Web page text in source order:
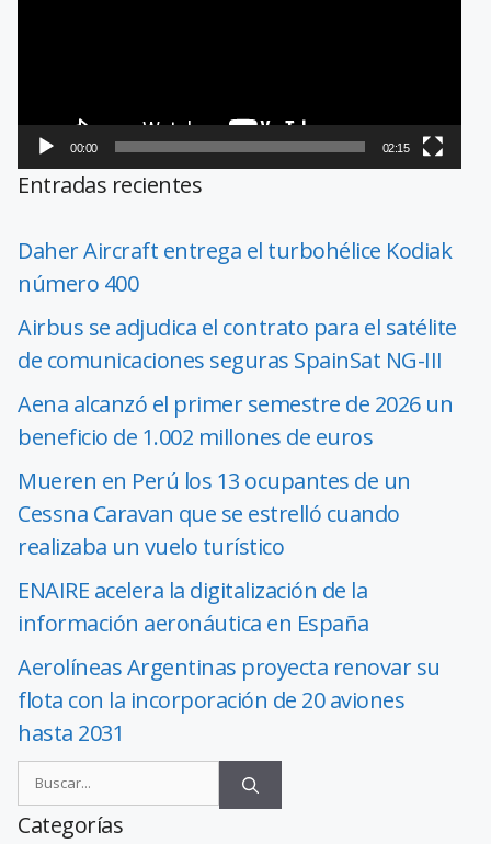
00:00 02:15
Entradas recientes
Daher Aircraft entrega el turbohélice Kodiak
número 400
Airbus se adjudica el contrato para el satélite
de comunicaciones seguras SpainSat NG-III
Aena alcanzó el primer semestre de 2026 un
beneficio de 1.002 millones de euros
Mueren en Perú los 13 ocupantes de un
Cessna Caravan que se estrelló cuando
realizaba un vuelo turístico
ENAIRE acelera la digitalización de la
información aeronáutica en España
Aerolíneas Argentinas proyecta renovar su
flota con la incorporación de 20 aviones
hasta 2031
Categorías